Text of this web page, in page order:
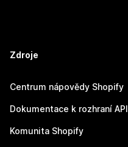
Zdroje
Centrum nápovědy Shopify
Dokumentace k rozhraní API
Komunita Shopify